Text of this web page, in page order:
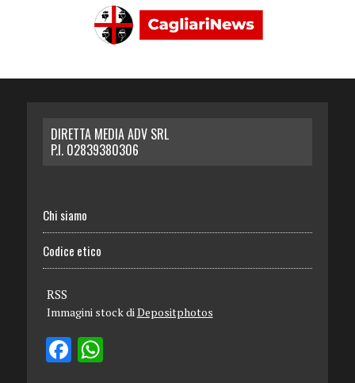
DIRETTA MEDIA ADV SRL
P.I. 02839380306
Chi siamo
Codice etico
RSS
Immagini stock diDepositphotos